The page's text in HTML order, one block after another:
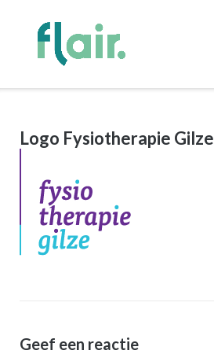
Logo Fysiotherapie Gilze
Geef een reactie